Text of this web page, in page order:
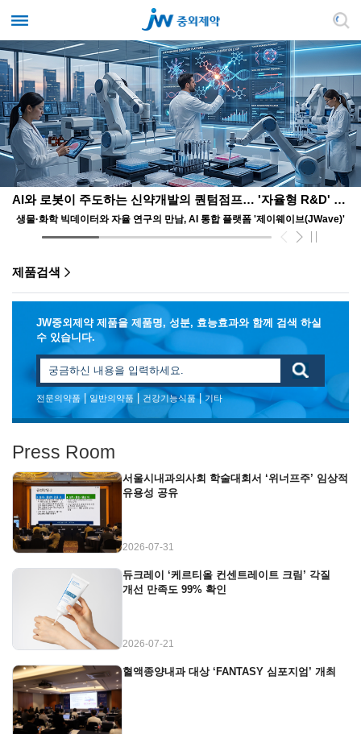
AI와 로봇이 주도하는 신약개발의 퀀텀점프… '자율형 R&D' 앞장서는 JW
생물·화학 빅데이터와 자율 연구의 만남, AI 통합 플랫폼 '제이웨이브(JWave)'
제품검색
JW중외제약 제품을 제품명, 성분, 효능효과와 함께 검색 하실
수 있습니다.
전문의약품 일반의약품 건강기능식품| 기타
Press Room
서울시내과의사회 학술대회서 ‘위너프주’ 임상적
유용성 공유
2026-07-31
듀크레이 ‘케르티올 컨센트레이트 크림’ 각질
개선 만족도 99% 확인
2026-07-21
혈액종양내과 대상 ‘FANTASY 심포지엄’ 개최